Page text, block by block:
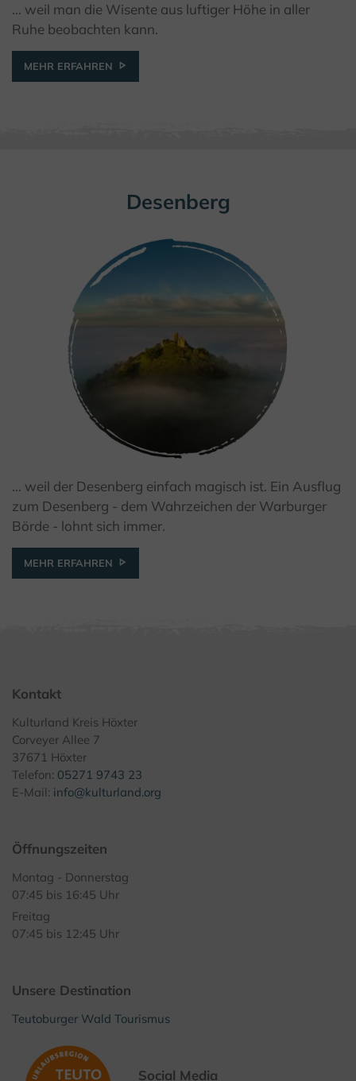
© Teutoburger Wald Tourismus / A. Röser
... weil man die Wisente aus luftiger Höhe in aller
Ruhe beobachten kann.
MEHR ERFAHREN
Desenberg
© Teutoburger Wald Tourismus / D. Ketz
... weil der Desenberg einfach magisch ist. Ein Ausflug
zum Desenberg - dem Wahrzeichen der Warburger
Börde - lohnt sich immer.
MEHR ERFAHREN
Kontakt
Kulturland Kreis Höxter
Corveyer Allee 7
37671 Höxter
Telefon: 05271 9743 23
E-Mail: info@kulturland.org
Öffnungszeiten
Montag - Donnerstag
07:45 bis 16:45 Uhr
Freitag
07:45 bis 12:45 Uhr
Unsere Destination
Teutoburger Wald Tourismus
Social Media